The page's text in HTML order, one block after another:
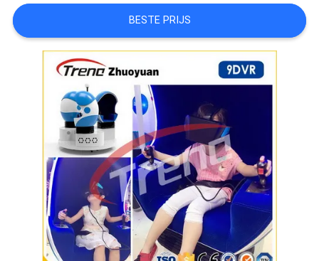
GEVALLEN
SITEMAP
PRIVACY
POLICY
BESTE PRIJS